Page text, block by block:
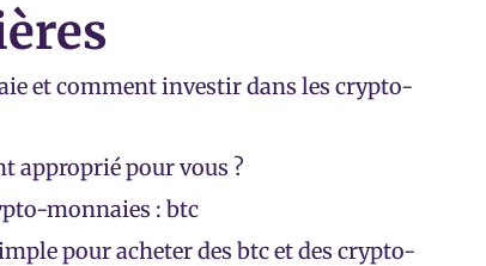
et comment investir dans les crypto-
approprié pour vous ?
monnaies : btc
pour acheter des btc et des crypto-